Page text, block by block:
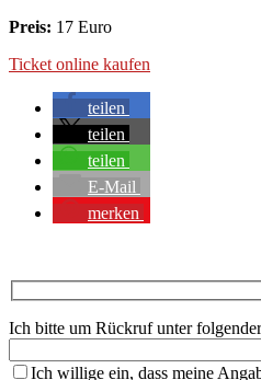
Preis: 17 Euro
Ticket online kaufen
teilen
teilen
teilen
E-Mail
merken
Ich bitte um Rückruf unter
Ich willige ein, dass meine